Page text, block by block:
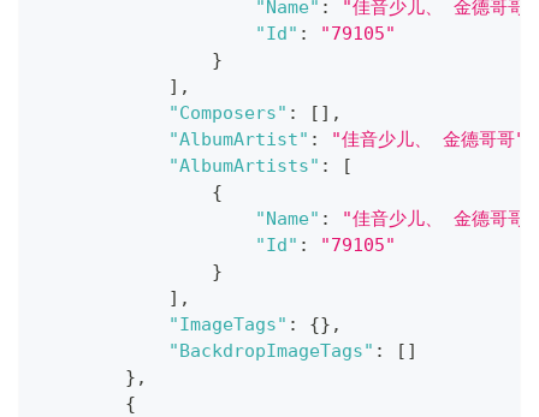
"Name" : "佳音少儿、 金德哥哥"
"Id" :
"79105"
}
] ,
"Composers" : [ ] ,
"AlbumArtist" : "佳音少儿、 金德哥哥"
"AlbumArtists" :
[
{
"Name" : "佳音少儿、 金德哥哥"
"Id" :
"79105"
}
] ,
"ImageTags" : {} ,
"BackdropImageTags" : [ ]
} ,
{